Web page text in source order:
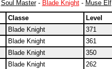
Soul Master- Blade Knight- Muse Elf
Classe Level
Blade Knight 371
Blade Knight 361
Blade Knight 350
Blade Knight 262